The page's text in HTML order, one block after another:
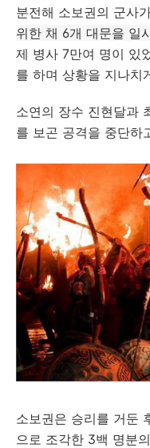
분전해 소보권의 군사
위한 채 6개 대문을 일
제 병사 7만여 명이 있
를 하며 상황을 지나치
소연의 장수 진현달과
를 보곤 공격을 중단하
소보권은 승리를 거둔
으로 조각한 3백 명분